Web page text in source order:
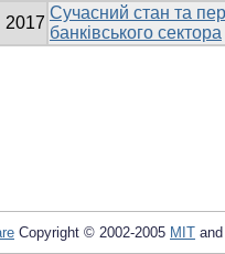
2017
Сучасний стан та
банківського сектора
Copyright © 2002-2005 MIT